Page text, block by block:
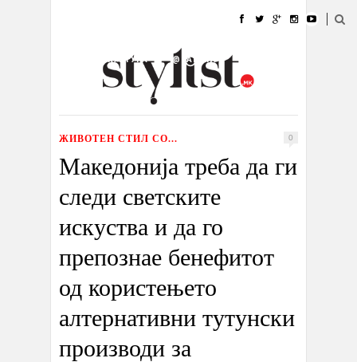
УБАВИНА
КУЛТУРА @РАБОТА
ИЗЛОГ
ЖИВОТЕН СТИЛ СО... 0
Македонија треба да ги
следи светските
искуства и да го
препознае бенефитот
од користењето
алтернативни тутунски
производи за